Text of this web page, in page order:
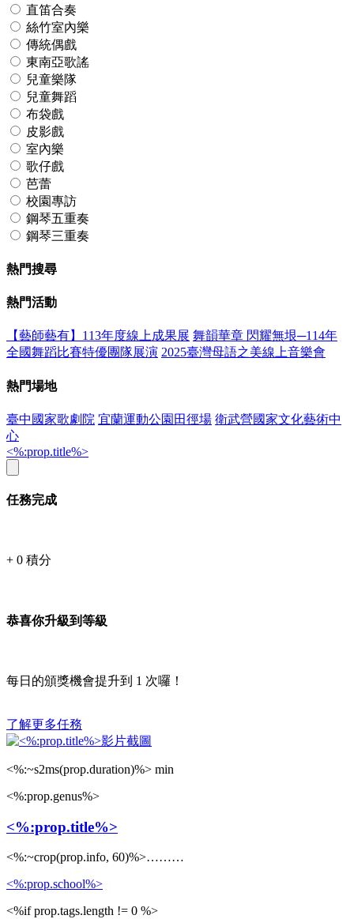
直笛合奏
絲竹室內樂
傳統偶戲
東南亞歌謠
兒童樂隊
兒童舞蹈
布袋戲
皮影戲
室內樂
歌仔戲
芭蕾
校園專訪
鋼琴五重奏
鋼琴三重奏
熱門搜尋
熱門活動
【藝師藝有】113年度線上成果展 舞韻華章 閃耀無垠─114年
全國舞蹈比賽特優團隊展演 2025臺灣母語之美線上音樂會
熱門場地
臺中國家歌劇院 宜蘭運動公園田徑場 衛武營國家文化藝術中
心
<%:prop.title%>
任務完成
+ 0 積分
恭喜你升級到等級
每日的頒獎機會提升到 1 次囉！
了解更多任務
<%:~s2ms(prop.duration)%> min
<%:prop.genus%>
<%:prop.title%>
<%:~crop(prop.info, 60)%>………
<%:prop.school%>
<%if prop.tags.length != 0 %>